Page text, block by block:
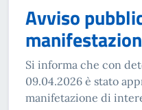
Avviso
Si informa che con
09.04.2026 è stato
manifetazione di